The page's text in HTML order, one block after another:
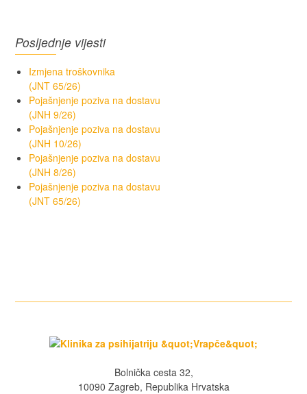
Posljednje vijesti
Izmjena troškovnika
(JNT 65/26)
Pojašnjenje poziva na dostavu
(JNH 9/26)
Pojašnjenje poziva na dostavu
(JNH 10/26)
Pojašnjenje poziva na dostavu
(JNH 8/26)
Pojašnjenje poziva na dostavu
(JNT 65/26)
Bolnička cesta 32,
10090 Zagreb, Republika Hrvatska